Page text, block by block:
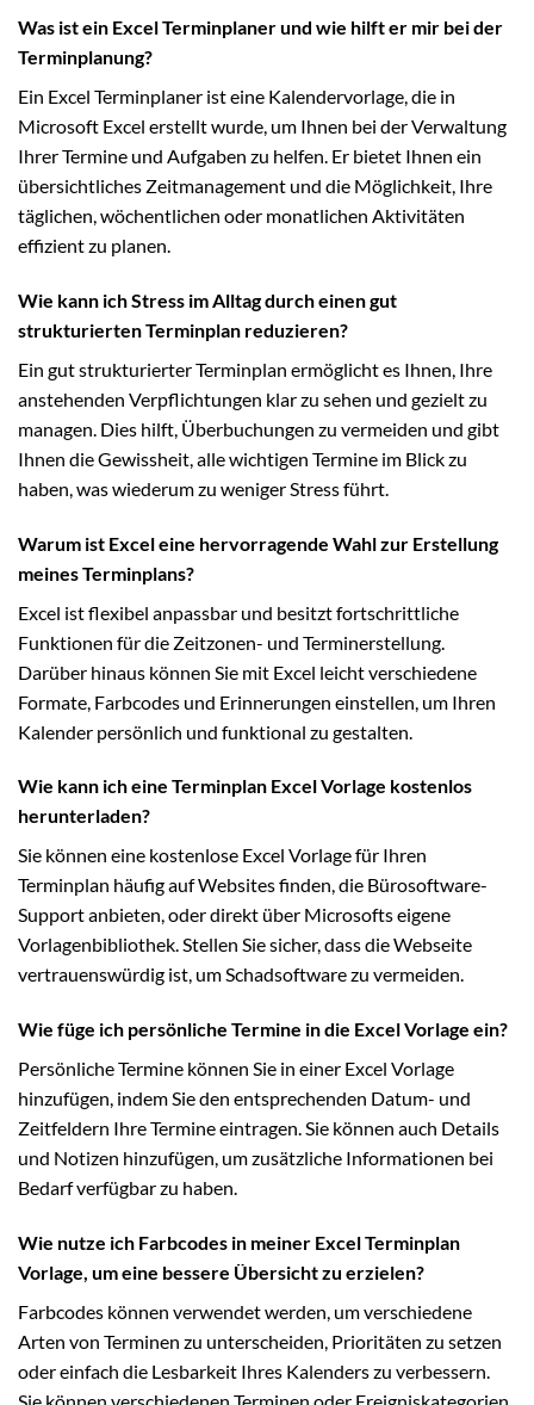
Was ist ein Excel Terminplaner und wie hilft er mir bei der
Terminplanung?
Ein Excel Terminplaner ist eine Kalendervorlage, die in
Microsoft Excel erstellt wurde, um Ihnen bei der Verwaltung
Ihrer Termine und Aufgaben zu helfen. Er bietet Ihnen ein
übersichtliches Zeitmanagement und die Möglichkeit, Ihre
täglichen, wöchentlichen oder monatlichen Aktivitäten
effizient zu planen.
Wie kann ich Stress im Alltag durch einen gut
strukturierten Terminplan reduzieren?
Ein gut strukturierter Terminplan ermöglicht es Ihnen, Ihre
anstehenden Verpflichtungen klar zu sehen und gezielt zu
managen. Dies hilft, Überbuchungen zu vermeiden und gibt
Ihnen die Gewissheit, alle wichtigen Termine im Blick zu
haben, was wiederum zu weniger Stress führt.
Warum ist Excel eine hervorragende Wahl zur Erstellung
meines Terminplans?
Excel ist flexibel anpassbar und besitzt fortschrittliche
Funktionen für die Zeitzonen- und Terminerstellung.
Darüber hinaus können Sie mit Excel leicht verschiedene
Formate, Farbcodes und Erinnerungen einstellen, um Ihren
Kalender persönlich und funktional zu gestalten.
Wie kann ich eine Terminplan Excel Vorlage kostenlos
herunterladen?
Sie können eine kostenlose Excel Vorlage für Ihren
Terminplan häufig auf Websites finden, die Bürosoftware-
Support anbieten, oder direkt über Microsofts eigene
Vorlagenbibliothek. Stellen Sie sicher, dass die Webseite
vertrauenswürdig ist, um Schadsoftware zu vermeiden.
Wie füge ich persönliche Termine in die Excel Vorlage ein?
Persönliche Termine können Sie in einer Excel Vorlage
hinzufügen, indem Sie den entsprechenden Datum- und
Zeitfeldern Ihre Termine eintragen. Sie können auch Details
und Notizen hinzufügen, um zusätzliche Informationen bei
Bedarf verfügbar zu haben.
Wie nutze ich Farbcodes in meiner Excel Terminplan
Vorlage, um eine bessere Übersicht zu erzielen?
Farbcodes können verwendet werden, um verschiedene
Arten von Terminen zu unterscheiden, Prioritäten zu setzen
oder einfach die Lesbarkeit Ihres Kalenders zu verbessern.